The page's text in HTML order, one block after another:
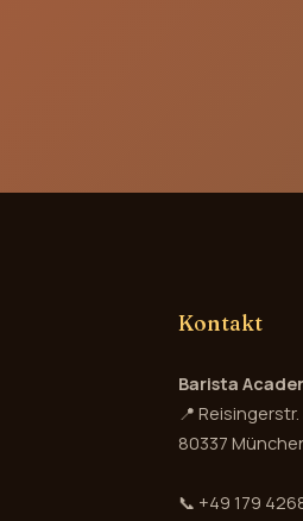
Kontakt
Barista
📍 Reisingerstr.
80337
📞 +49 179